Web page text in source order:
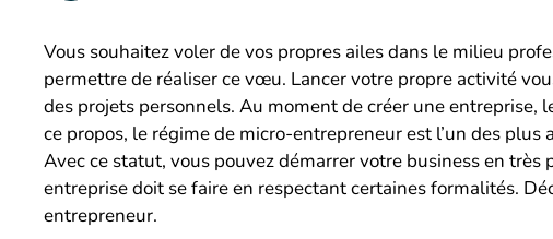
Vous souhaitez voler de vos propres ailes dans le milieu
permettre de réaliser ce vœu. Lancer votre propre activité
des projets personnels. Au moment de créer une entreprise,
ce propos, le régime de micro-entrepreneur est l’un des plus
Avec ce statut, vous pouvez démarrer votre business en
entreprise doit se faire en respectant certaines formalités.
entrepreneur.